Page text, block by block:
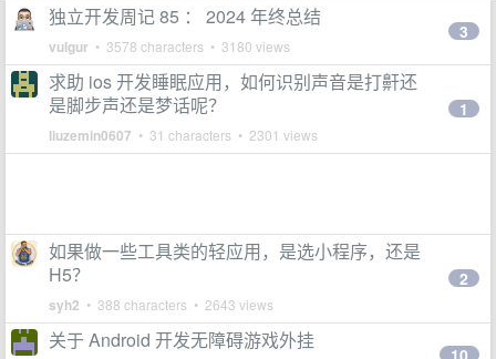
独立开发周记 85 ： 2024 年终总结
vulgur • 3578 characters • 3180 views
3
求助 ios 开发睡眠应用，如何识别声音是打鼾还
是脚步声还是梦话呢？
liuzemin0607 • 31 characters • 2301 views
1
如果做一些工具类的轻应用，是选小程序，还是
H5？
syh2 • 388 characters • 2643 views
2
关于 Android 开发无障碍游戏外挂
10